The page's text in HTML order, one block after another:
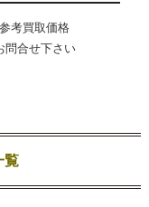
参考買取価格
問合せ下さい
覧